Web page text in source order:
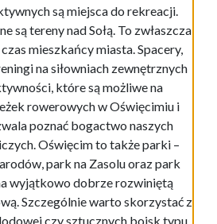
są miejsca do rekreacji.
są tereny nad Sołą. To zwłaszcza
mieszkańcy miasta. Spacery,
na siłowniach zewnętrznych
które są możliwe na
rowerowych w Oświęcimiu i
poznać bogactwo naszych
Oświęcim to także parki –
park na Zasolu oraz park
wyjątkowo dobrze rozwiniętą
Szczególnie warto skorzystać z
czy sztucznych boisk typu